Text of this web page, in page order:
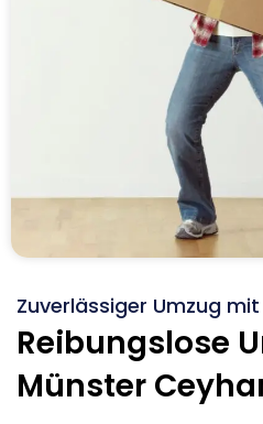
Zuverlässiger Umzug
Reibungslose
Münster